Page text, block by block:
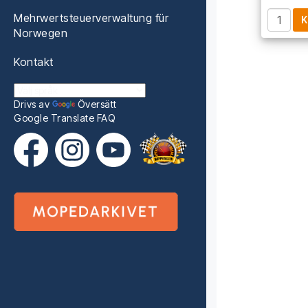
Mehrwertsteuerverwaltung für
Norwegen
Kontakt
Drivs av
Översätt
Google Translate FAQ